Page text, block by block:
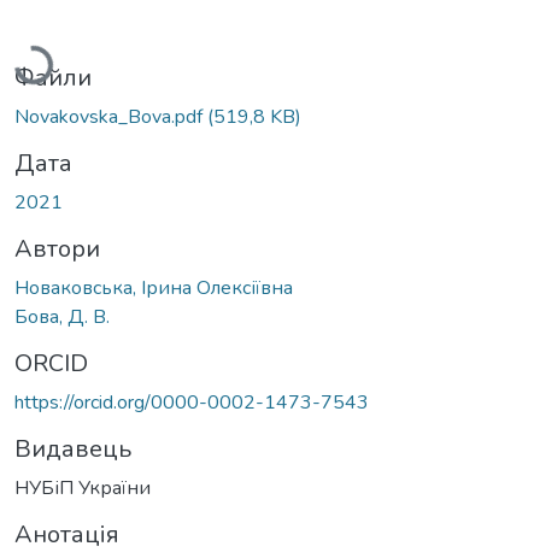
Файли
Novakovska_Bova.pdf(519,8 KB)
Дата
2021
Автори
Новаковська, Ірина Олексіївна
Бова, Д. В.
ORCID
https://orcid.org/0000-0002-1473-7543
Видавець
НУБіП України
Анотація